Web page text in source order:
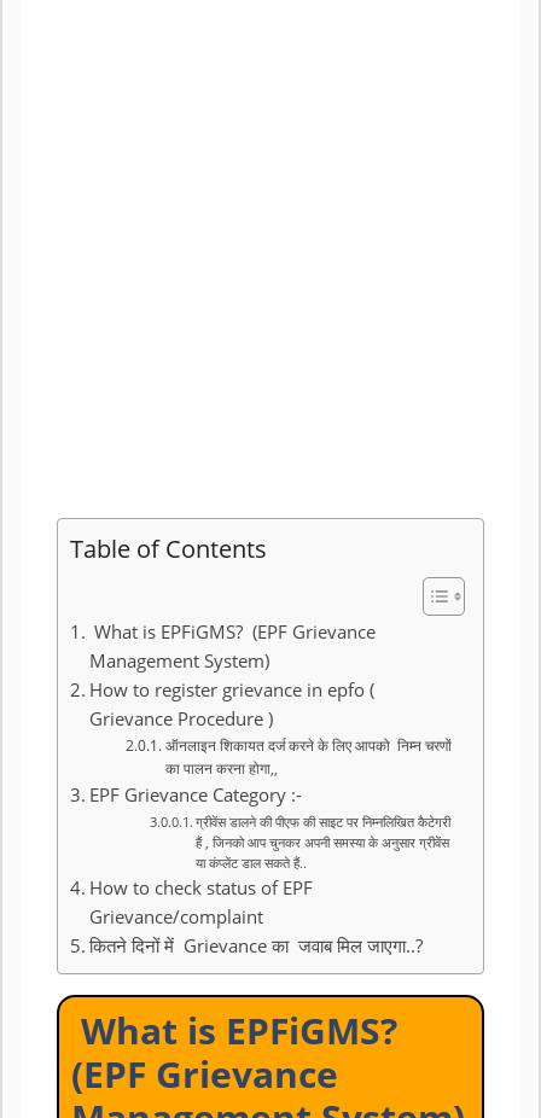
Table of Contents
What is EPFiGMS? (EPF Grievance
Management System)
How to register grievance in epfo (
Grievance Procedure )
ऑनलाइन शिकायत दर्ज करने के लिए आपको निम्न चरणों
का पालन करना होगा,,
EPF Grievance Category :-
ग्रीवेंस डालने की पीएफ की साइट पर निम्नलिखित कैटेगरी
हैं , जिनको आप चुनकर अपनी समस्या के अनुसार ग्रीवेंस
या कंप्लेंट डाल सकते हैं..
How to check status of EPF
Grievance/complaint
कितने दिनों में Grievance का जवाब मिल जाएगा..?
What is EPFiGMS?
(EPF Grievance